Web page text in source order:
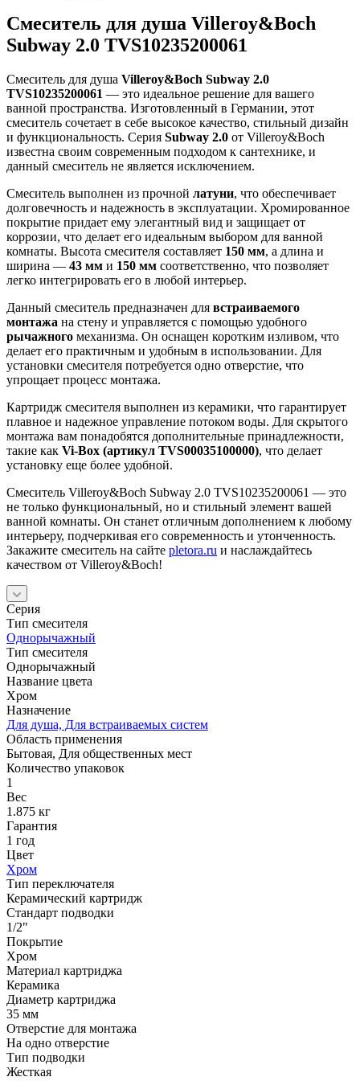
Смеситель для душа Villeroy&Boch
Subway 2.0 TVS10235200061
Смеситель для душа Villeroy&Boch Subway 2.0
TVS10235200061 — это идеальное решение для вашего
ванной пространства. Изготовленный в Германии, этот
смеситель сочетает в себе высокое качество, стильный дизайн
и функциональность. Серия Subway 2.0 от Villeroy&Boch
известна своим современным подходом к сантехнике, и
данный смеситель не является исключением.
Смеситель выполнен из прочной латуни, что обеспечивает
долговечность и надежность в эксплуатации. Хромированное
покрытие придает ему элегантный вид и защищает от
коррозии, что делает его идеальным выбором для ванной
комнаты. Высота смесителя составляет 150 мм, а длина и
ширина — 43 мм и 150 мм соответственно, что позволяет
легко интегрировать его в любой интерьер.
Данный смеситель предназначен для встраиваемого
монтажа на стену и управляется с помощью удобного
рычажного механизма. Он оснащен коротким изливом, что
делает его практичным и удобным в использовании. Для
установки смесителя потребуется одно отверстие, что
упрощает процесс монтажа.
Картридж смесителя выполнен из керамики, что гарантирует
плавное и надежное управление потоком воды. Для скрытого
монтажа вам понадобятся дополнительные принадлежности,
такие как Vi-Box (артикул TVS00035100000), что делает
установку еще более удобной.
Смеситель Villeroy&Boch Subway 2.0 TVS10235200061 — это
не только функциональный, но и стильный элемент вашей
ванной комнаты. Он станет отличным дополнением к любому
интерьеру, подчеркивая его современность и утонченность.
Закажите смеситель на сайте pletora.ru и наслаждайтесь
качеством от Villeroy&Boch!
Серия
Тип смесителя
Однорычажный
Тип смесителя
Однорычажный
Название цвета
Хром
Назначение
Для душа, Для встраиваемых систем
Область применения
Бытовая, Для общественных мест
Количество упаковок
1
Вес
1.875 кг
Гарантия
1 год
Цвет
Хром
Тип переключателя
Керамический картридж
Стандарт подводки
1/2"
Покрытие
Хром
Материал картриджа
Керамика
Диаметр картриджа
35 мм
Отверстие для монтажа
На одно отверстие
Тип подводки
Жесткая